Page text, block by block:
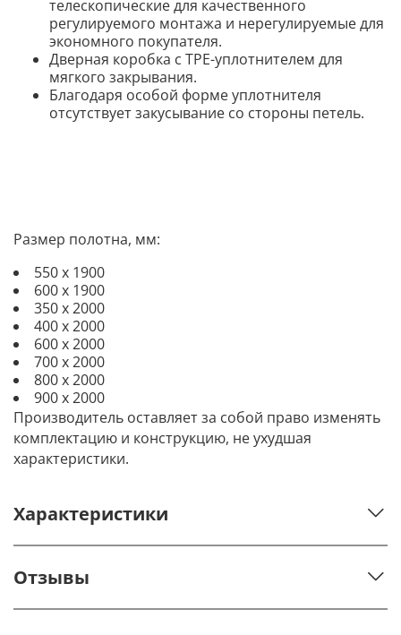
телескопические для качественного
регулируемого монтажа и нерегулируемые для
экономного покупателя.
Дверная коробка с TPE-уплотнителем для
мягкого закрывания.
Благодаря особой форме уплотнителя
отсутствует закусывание со стороны петель.
Размер полотна, мм:
550 х 1900
600 х 1900
350 х 2000
400 х 2000
600 х 2000
700 х 2000
800 х 2000
900 х 2000
Производитель оставляет за собой право изменять
комплектацию и конструкцию, не ухудшая
характеристики.
Характеристики
Отзывы